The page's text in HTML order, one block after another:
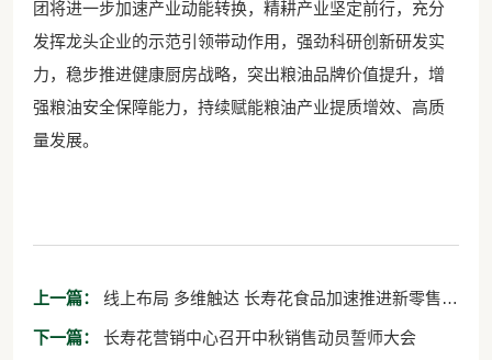
团将进一步加速产业动能转换，精耕产业坚定前行，充分
发挥龙头企业的示范引领带动作用，强劲科研创新研发实
力，稳步推进健康厨房战略，突出粮油品牌价值提升，增
强粮油安全保障能力，持续赋能粮油产业提质增效、高质
量发展。
上一篇：
式
下一篇： 长寿花营销中心召开中秋销售动员誓师大会